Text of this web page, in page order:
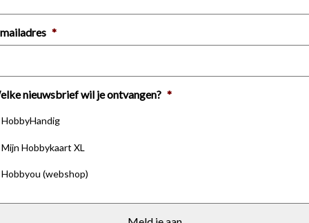
*
nieuwsbrief wil je ontvangen? *
HobbyHandig
Mijn Hobbykaart XL
Hobbyou (webshop)